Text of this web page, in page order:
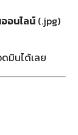
อนไลน์ (.jpg)
มินได้เลย